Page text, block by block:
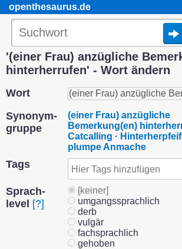
openthesaurus.de
'(einer Frau) anzügliche
hinterherrufen' - Wort ändern
Wort
Synonym­
gruppe
(einer Frau) anzügliche
Bemerkung(en)
Catcalling ·
plumpe Anmache
Tags
Sprach­
level [?]
[keiner]
umgangssprachlich
derb
vulgär
fachsprachlich
gehoben